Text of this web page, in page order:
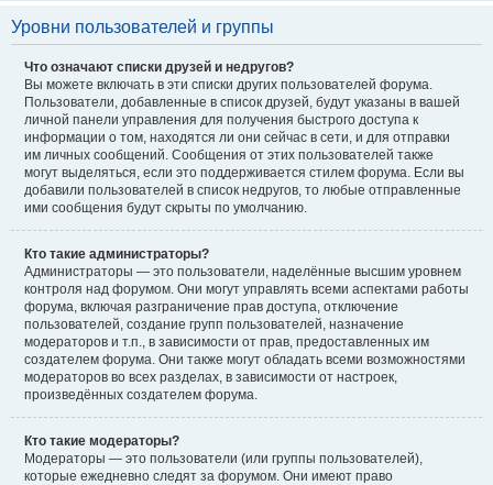
Уровни пользователей и группы
Что означают списки друзей и недругов?
Вы можете включать в эти списки других пользователей форума.
Пользователи, добавленные в список друзей, будут указаны в вашей
личной панели управления для получения быстрого доступа к
информации о том, находятся ли они сейчас в сети, и для отправки
им личных сообщений. Сообщения от этих пользователей также
могут выделяться, если это поддерживается стилем форума. Если вы
добавили пользователей в список недругов, то любые отправленные
ими сообщения будут скрыты по умолчанию.
Кто такие администраторы?
Администраторы — это пользователи, наделённые высшим уровнем
контроля над форумом. Они могут управлять всеми аспектами работы
форума, включая разграничение прав доступа, отключение
пользователей, создание групп пользователей, назначение
модераторов и т.п., в зависимости от прав, предоставленных им
создателем форума. Они также могут обладать всеми возможностями
модераторов во всех разделах, в зависимости от настроек,
произведённых создателем форума.
Кто такие модераторы?
Модераторы — это пользователи (или группы пользователей),
которые ежедневно следят за форумом. Они имеют право